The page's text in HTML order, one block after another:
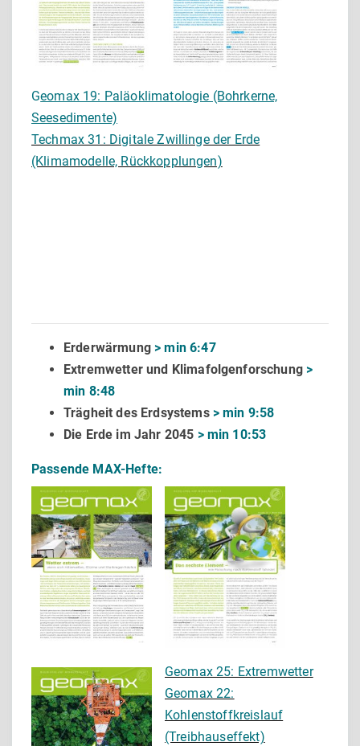
Geomax 19: Paläoklimatologie (Bohrkerne,
Seesedimente)
Techmax 31: Digitale Zwillinge der Erde
(Klimamodelle, Rückkopplungen)
Erderwärmung > min 6:47
Extremwetter und Klimafolgenforschung >
min 8:48
Trägheit des Erdsystems > min 9:58
Die Erde im Jahr 2045 > min 10:53
Passende MAX-Hefte:
Geomax 25: Extremwetter
Geomax 22:
Kohlenstoffkreislauf
(Treibhauseffekt)